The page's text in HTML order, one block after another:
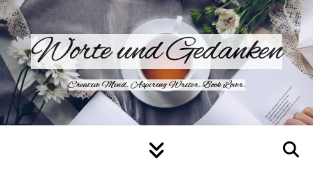
Worte und Gedanken
Creative Mind. Aspiring Writer. Book Lover.